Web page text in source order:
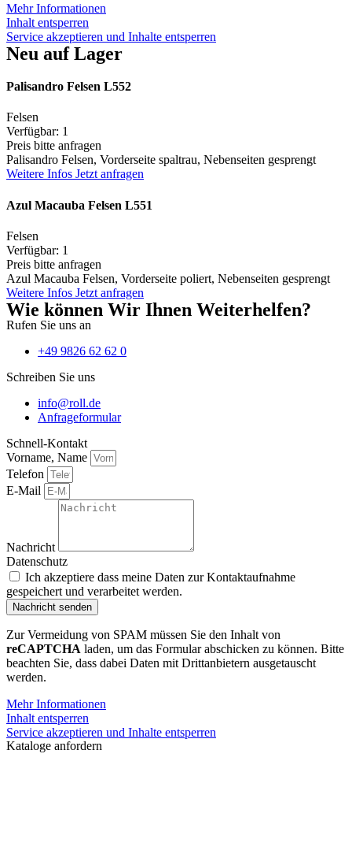
Mehr Informationen
Inhalt entsperren
Service akzeptieren und Inhalte entsperren
Neu auf Lager
Palisandro Felsen L552
Felsen
Verfügbar: 1
Preis bitte anfragen
Palisandro Felsen, Vorderseite spaltrau, Nebenseiten gesprengt
Weitere Infos Jetzt anfragen
Azul Macauba Felsen L551
Felsen
Verfügbar: 1
Preis bitte anfragen
Azul Macauba Felsen, Vorderseite poliert, Nebenseiten gesprengt
Weitere Infos Jetzt anfragen
Wie können Wir Ihnen Weiterhelfen?
Rufen Sie uns an
+49 9826 62 62 0
Schreiben Sie uns
info@roll.de
Anfrageformular
Schnell-Kontakt
Vorname, Name
Telefon
E-Mail
Nachricht
Datenschutz
Ich akzeptiere dass meine Daten zur Kontaktaufnahme
gespeichert und verarbeitet werden.
Nachricht senden
Zur Vermeidung von SPAM müssen Sie den Inhalt von
reCAPTCHA laden, um das Formular abschicken zu können. Bitte
beachten Sie, dass dabei Daten mit Drittanbietern ausgetauscht
werden.
Mehr Informationen
Inhalt entsperren
Service akzeptieren und Inhalte entsperren
Kataloge anfordern